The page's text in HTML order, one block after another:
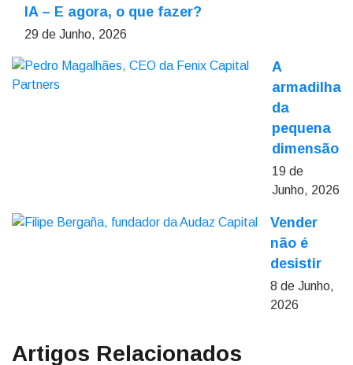
IA – E agora, o que fazer?
29 de Junho, 2026
A
armadilha
da
pequena
dimensão
19 de
Junho, 2026
Vender
não é
desistir
8 de Junho,
2026
Artigos Relacionados